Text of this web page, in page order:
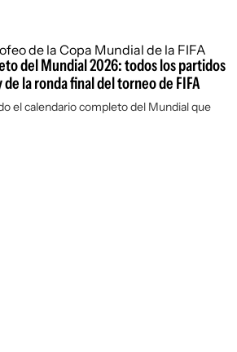
del Mundial 2026: todos los partidos
la ronda final del torneo de FIFA
el calendario completo del Mundial que